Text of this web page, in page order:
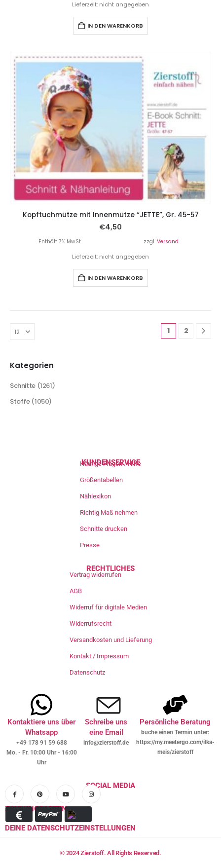
Lieferzeit: nicht angegeben
IN DEN WARENKORB
Kopftuchmütze mit Innenmütze “JETTE”, Gr. 45-57
€4,50
Enthält 7% MwSt. zzgl. Versand
Lieferzeit: nicht angegeben
IN DEN WARENKORB
1 2
Kategorien
Schnitte (1261)
Stoffe (1050)
KUNDENSERVICE
Häufige Fragen / Hilfe
Größentabellen
Nählexikon
Richtig Maß nehmen
Schnitte drucken
Presse
RECHTLICHES
Vertrag widerrufen
AGB
Widerruf für digitale Medien
Widerrufsrecht
Versandkosten und Lieferung
Kontakt / Impressum
Datenschutz
Kontaktiere uns über
Whatsapp
+49 178 91 59 688
Mo. - Fr. 10:00 Uhr - 16:00
Uhr
Schreibe uns
eine Email
info@zierstoff.de
Persönliche Beratung
buche einen Termin unter:
https://my.meetergo.com/ilka-
meis/zierstoff
SOCIAL MEDIA
ZAHLUNGSARTEN
DEINE DATENSCHUTZEINSTELLUNGEN
© 2024 Zierstoff. All Rights Reserved.